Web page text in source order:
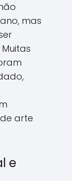
mas
arte
e